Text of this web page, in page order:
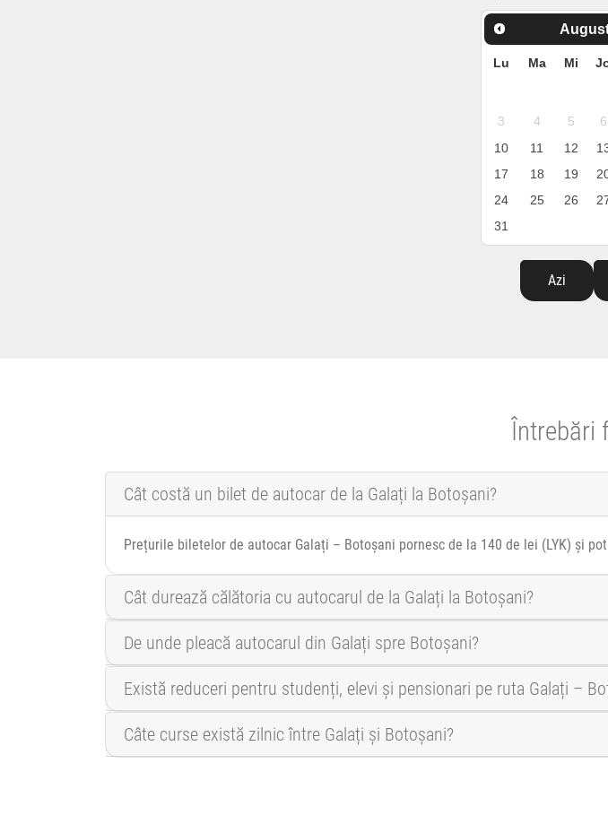
Lu Ma Mi
3
4 5 6
10
11 12
17
18 19
24
25 26
31
Azi
Întrebări
Cât costă un bilet de autocar de la Galați la Botoșani?
Prețurile biletelor de autocar Galați – Botoșani pornesc de la 140 de lei (LYK) și
Cât durează călătoria cu autocarul de la Galați la Botoșani?
De unde pleacă autocarul din Galați spre Botoșani?
Există reduceri pentru studenți, elevi și pensionari pe ruta Galați –
Câte curse există zilnic între Galați și Botoșani?